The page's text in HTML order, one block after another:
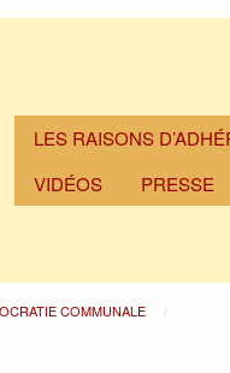
LES RAISONS
VIDÉOS
PRESSE
COMMUNALE